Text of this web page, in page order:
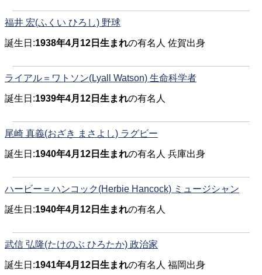
福井 宏(ふくい ひろし) 野球
誕生日:1938年4月12日生まれの有名人 佐賀出身
ライアル＝ワトソン(Lyall Watson) 生命科学者
誕生日:1939年4月12日生まれの有名人
尾崎 真義(おざき まさよし) ラグビー
誕生日:1940年4月12日生まれの有名人 兵庫出身
ハービー＝ハンコック(Herbie Hancock) ミュージシャン
誕生日:1940年4月12日生まれの有名人
武信 弘隆(たけのぶ ひろたか) 政治家
誕生日:1941年4月12日生まれの有名人 福岡出身